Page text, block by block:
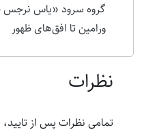
گروه سرود «یاس نرجس
ورامین تا افق‌های ظهور
نظرات
تمامی نظرات پس از